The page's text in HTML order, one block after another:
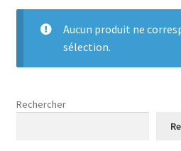
Mon compteAucun produit ne
sélection.
Rechercher